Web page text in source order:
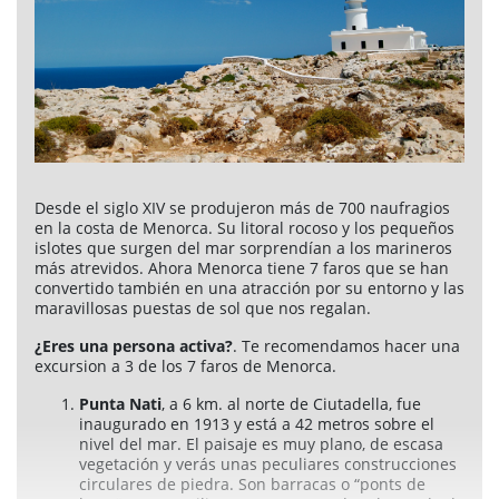
Coches de alquiler
Mantenimiento
Reformas
Ventas
Información de interés
Son Bou
Menorca
Acceso agencias
Avisos legales
Política de privacidad
Desde el siglo XIV se produjeron más de 700 naufragios
en la costa de Menorca. Su litoral rocoso y los pequeños
islotes que surgen del mar sorprendían a los marineros
más atrevidos. Ahora Menorca tiene 7 faros que se han
convertido también en una atracción por su entorno y las
maravillosas puestas de sol que nos regalan.
¿Eres una persona activa?. Te recomendamos hacer una
excursion a 3 de los 7 faros de Menorca.
Punta Nati, a 6 km. al norte de Ciutadella, fue
inaugurado en 1913 y está a 42 metros sobre el
nivel del mar. El paisaje es muy plano, de escasa
vegetación y verás unas peculiares construcciones
circulares de piedra. Son barracas o “ponts de